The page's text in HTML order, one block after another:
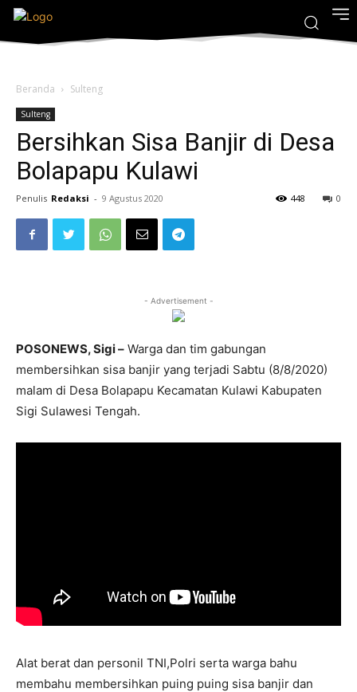
Beranda Sulteng
Sulteng
Bersihkan Sisa Banjir di Desa
Bolapapu Kulawi
Penulis Redaksi - 9 Agustus 2020 0
448
- Advertisement -
POSONEWS, Sigi – Warga dan tim gabungan
membersihkan sisa banjir yang terjadi Sabtu (8/8/2020)
malam di Desa Bolapapu Kecamatan Kulawi Kabupaten
Sigi Sulawesi Tengah.
Alat berat dan personil TNI,Polri serta warga bahu
membahu membersihkan puing puing sisa banjir dan